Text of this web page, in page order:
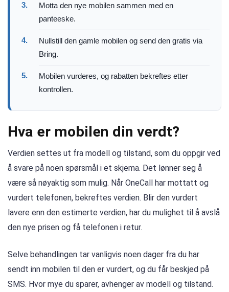
3.
Motta den nye mobilen sammen med en
panteeske.
4.
Nullstill den gamle mobilen og send den gratis via
Bring.
5.
Mobilen vurderes, og rabatten bekreftes etter
kontrollen.
Hva er mobilen din verdt?
Verdien settes ut fra modell og tilstand, som du oppgir ved
å svare på noen spørsmål i et skjema. Det lønner seg å
være så nøyaktig som mulig. Når OneCall har mottatt og
vurdert telefonen, bekreftes verdien. Blir den vurdert
lavere enn den estimerte verdien, har du mulighet til å avslå
den nye prisen og få telefonen i retur.
Selve behandlingen tar vanligvis noen dager fra du har
sendt inn mobilen til den er vurdert, og du får beskjed på
SMS. Hvor mye du sparer, avhenger av modell og tilstand.